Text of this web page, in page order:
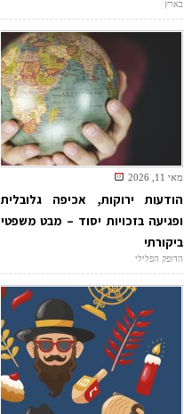
בארץ
מאי 11, 2026
הודעות ירוקות, אכיפה גלובלית
ופגיעה בזכויות יסוד – מבט משפטי
ביקורתי
הדופק הפלילי